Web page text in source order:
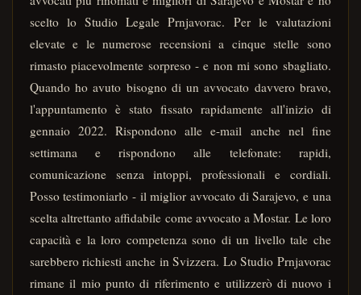
scelto lo Studio Legale Prnjavorac. Per le valutazioni
elevate e le numerose recensioni a cinque stelle sono
rimasto piacevolmente sorpreso - e non mi sono sbagliato.
Quando ho avuto bisogno di un avvocato davvero bravo,
l'appuntamento è stato fissato rapidamente all'inizio di
gennaio 2022. Rispondono alle e-mail anche nel fine
settimana e rispondono alle telefonate: rapidi,
comunicazione senza intoppi, professionali e cordiali.
Posso testimoniarlo - il miglior avvocato di Sarajevo, e una
scelta altrettanto affidabile come avvocato a Mostar. Le loro
capacità e la loro competenza sono di un livello tale che
sarebbero richiesti anche in Svizzera. Lo Studio Prnjavorac
rimane il mio punto di riferimento e utilizzerò di nuovo i